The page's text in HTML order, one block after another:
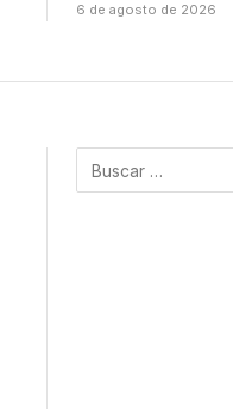
6 de agosto de 2026